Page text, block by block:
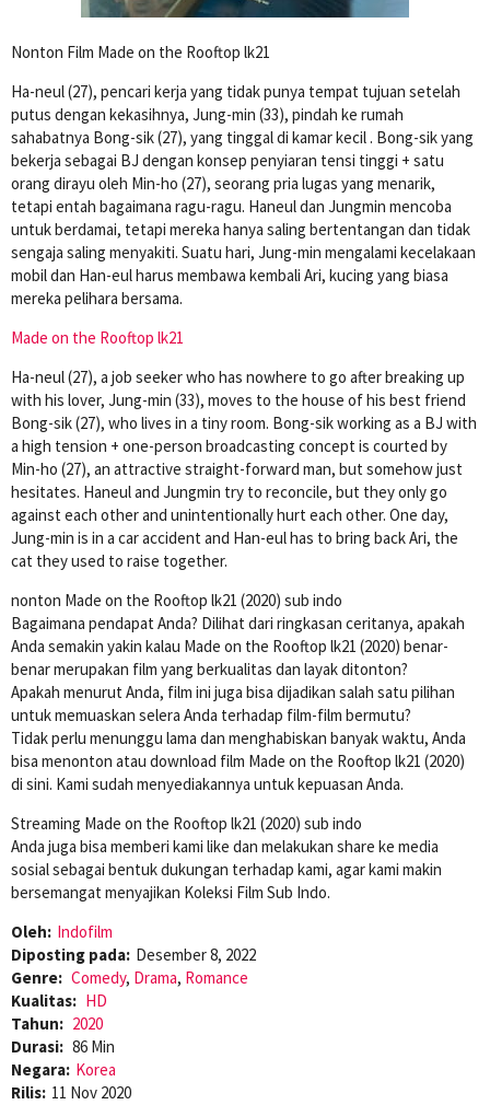
Nonton Film Made on the Rooftop lk21
Ha-neul (27), pencari kerja yang tidak punya tempat tujuan setelah
putus dengan kekasihnya, Jung-min (33), pindah ke rumah
sahabatnya Bong-sik (27), yang tinggal di kamar kecil . Bong-sik yang
bekerja sebagai BJ dengan konsep penyiaran tensi tinggi + satu
orang dirayu oleh Min-ho (27), seorang pria lugas yang menarik,
tetapi entah bagaimana ragu-ragu. Haneul dan Jungmin mencoba
untuk berdamai, tetapi mereka hanya saling bertentangan dan tidak
sengaja saling menyakiti. Suatu hari, Jung-min mengalami kecelakaan
mobil dan Han-eul harus membawa kembali Ari, kucing yang biasa
mereka pelihara bersama.
Made on the Rooftop lk21
Ha-neul (27), a job seeker who has nowhere to go after breaking up
with his lover, Jung-min (33), moves to the house of his best friend
Bong-sik (27), who lives in a tiny room. Bong-sik working as a BJ with
a high tension + one-person broadcasting concept is courted by
Min-ho (27), an attractive straight-forward man, but somehow just
hesitates. Haneul and Jungmin try to reconcile, but they only go
against each other and unintentionally hurt each other. One day,
Jung-min is in a car accident and Han-eul has to bring back Ari, the
cat they used to raise together.
nonton Made on the Rooftop lk21 (2020) sub indo
Bagaimana pendapat Anda? Dilihat dari ringkasan ceritanya, apakah
Anda semakin yakin kalau Made on the Rooftop lk21 (2020) benar-
benar merupakan film yang berkualitas dan layak ditonton?
Apakah menurut Anda, film ini juga bisa dijadikan salah satu pilihan
untuk memuaskan selera Anda terhadap film-film bermutu?
Tidak perlu menunggu lama dan menghabiskan banyak waktu, Anda
bisa menonton atau download film Made on the Rooftop lk21 (2020)
di sini. Kami sudah menyediakannya untuk kepuasan Anda.
Streaming Made on the Rooftop lk21 (2020) sub indo
Anda juga bisa memberi kami like dan melakukan share ke media
sosial sebagai bentuk dukungan terhadap kami, agar kami makin
bersemangat menyajikan Koleksi Film Sub Indo.
Oleh: Indofilm
Diposting pada: Desember 8, 2022
Genre: Comedy, Drama, Romance
Kualitas: HD
Tahun: 2020
Durasi: 86 Min
Negara: Korea
Rilis: 11 Nov 2020